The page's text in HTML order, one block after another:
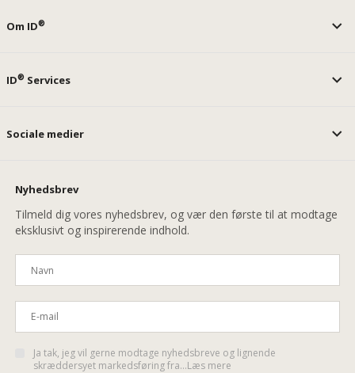
Om ID®
ID® Services
Sociale medier
Nyhedsbrev
Tilmeld dig vores nyhedsbrev, og vær den første til at modtage
eksklusivt og inspirerende indhold.
Ja tak, jeg vil gerne modtage nyhedsbreve og lignende
skræddersyet markedsføring fra...Læs mere